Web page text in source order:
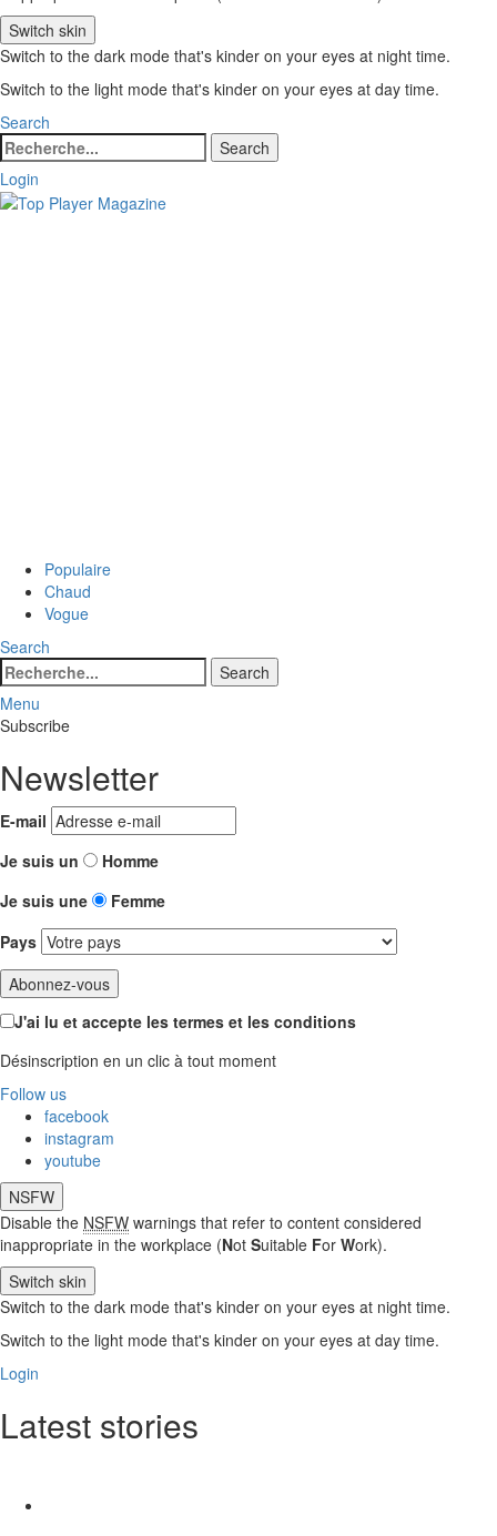
Switch skin
Switch to the dark mode that's kinder on your eyes at night time.
Switch to the light mode that's kinder on your eyes at day time.
Search
Search
for:
Search
Login
Populaire
Chaud
Vogue
Search
Search
for:
Search
Menu
Subscribe
Newsletter
E-mail
Je suis un
Homme
Je suis une
Femme
Pays
J'ai lu et accepte les termes et les conditions
Désinscription en un clic à tout moment
Follow us
facebook
instagram
youtube
NSFW
Disable the NSFW warnings that refer to content considered
inappropriate in the workplace (Not Suitable For Work).
Switch skin
Switch to the dark mode that's kinder on your eyes at night time.
Switch to the light mode that's kinder on your eyes at day time.
Login
Latest stories